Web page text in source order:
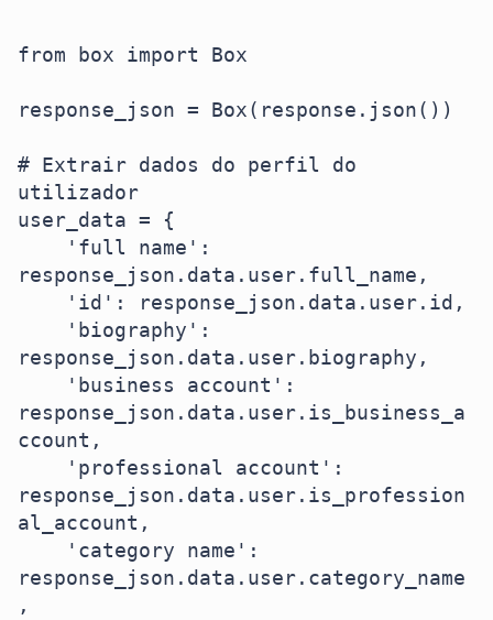
from box import Box
response_json = Box(response.json())
# Extrair dados do perfil do
utilizador
user_data = {
response_json.data.user.full_name,
response_json.data.user.biography,
response_json.data.user.is_business_a
ccount,
response_json.data.user.is_profession
al_account,
response_json.data.user.category_name
,